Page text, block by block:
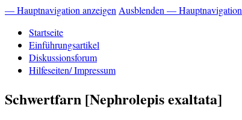
— Hauptnavigation anzeigen Ausblenden — Hauptnavigation
Startseite
Einführungsartikel
Diskussionsforum
Hilfeseiten/ Impressum
Schwertfarn [Nephrolepis exaltata]